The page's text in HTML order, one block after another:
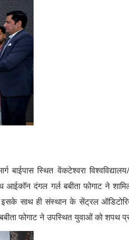
बाईपास स्थित वेंकटेश्वरा
दंगल गर्ल बबीता फोगाट ने
साथ ही संस्थान के सेंट्रल
फोगाट ने उपस्थित युवाओं को शपथ